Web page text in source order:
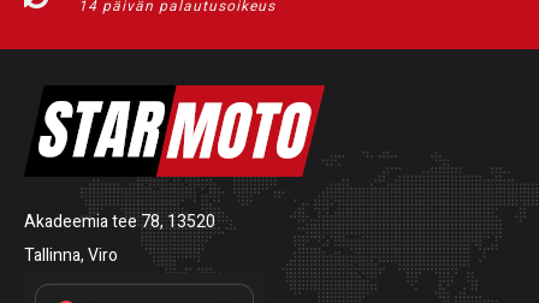
14 päivän palautusoikeus
Akadeemia tee 78, 13520
Tallinna, Viro